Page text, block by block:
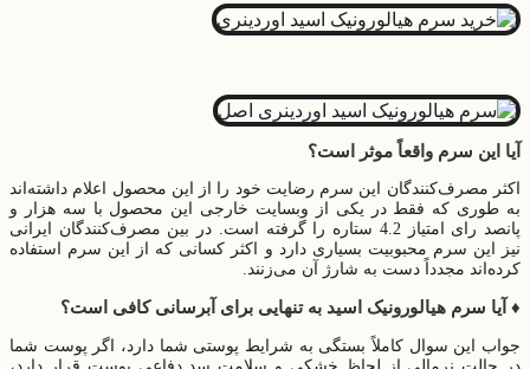
آیا این سرم واقعاً موثر است؟
اکثر مصرف‌کنندگان این سرم رضایت خود را از این محصول اعلام داشته‌اند
به طوری که فقط در یکی از وبسایت خارجی این محصول با سه هزار و
پانصد رای امتیاز 4.2 ستاره را گرفته است. در بین مصرف‌کنندگان ایرانی
نیز این سرم محبوبیت بسیاری دارد و اکثر کسانی که از این سرم استفاده
کرده‌اند مجدداً دست به شارژ آن می‌زنند.
♦️ آیا سرم هیالورونیک اسید به تنهایی برای آبرسانی کافی است؟
جواب این سوال کاملاً بستگی به شرایط پوستی شما دارد، اگر پوست شما